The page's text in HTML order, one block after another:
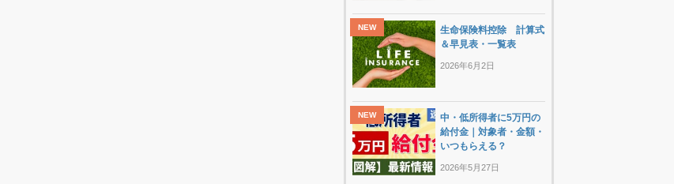
生命保険料控除 計算式
＆早見表・一覧表
2026年6月2日
中・低所得者に5万円の
給付金｜対象者・金額・
いつもらえる？
2026年5月27日